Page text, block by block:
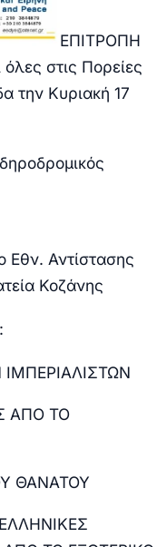
ΕΠΙΤΡΟΠΗ
στις Πορείες
την Κυριακή 17
Αντίστασης
Κοζάνης
ΑΠΟ ΤΟ
ΘΑΝΑΤΟΥ